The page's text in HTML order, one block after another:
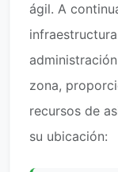
ágil. A
zona,
recursos de
su ubicación: